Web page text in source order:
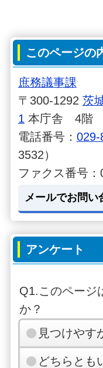
このページの
庶務議事課
〒300-1292 茨
1 本庁舎 4階
電話番号： 029-
3532）
ファクス番号
メールでお問い
アンケート
Q1.このページ
か？
見つけやす
どちらとも